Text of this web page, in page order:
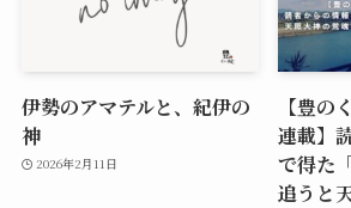
伊勢のアマテルと、紀伊の
神
2026年2月11日
【豊の
連載】
で得た
追うと